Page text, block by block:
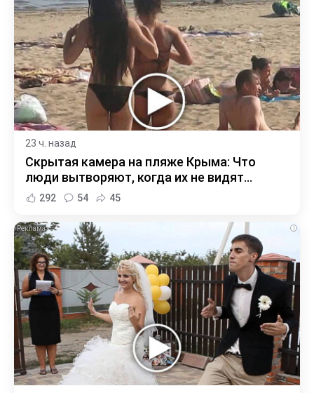
23 ч. назад
Скрытая камера на пляже Крыма: Что
люди вытворяют, когда их не видят...
292 54 45
i